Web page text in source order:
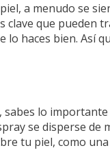
a menudo se
clave que pueden
haces bien. Así
sabes lo importante
se disperse de
tu piel, como